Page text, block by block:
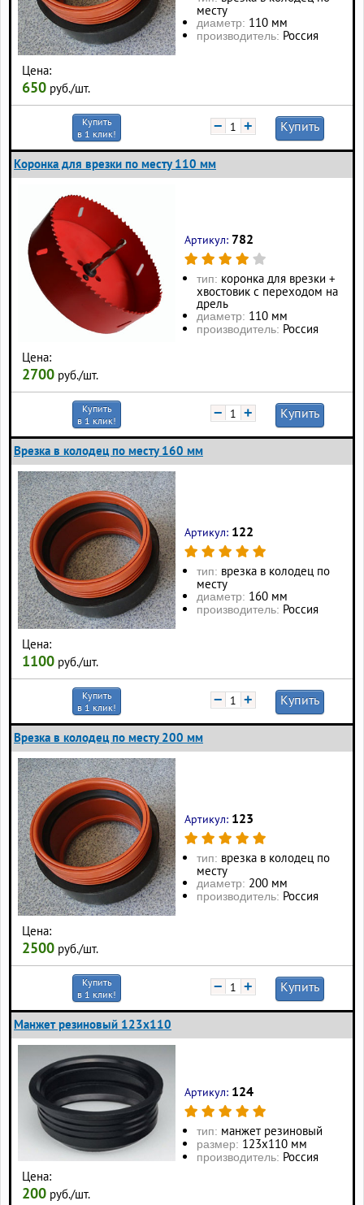
Цена:
650 руб./шт.
месту
диаметр: 110 мм
производитель: Россия
Купить
в 1 клик!
− + Купить
Коронка для врезки по месту 110 мм
Цена:
2700 руб./шт.
Артикул: 782
тип: коронка для врезки +
хвостовик с переходом на
дрель
диаметр: 110 мм
производитель: Россия
Купить
в 1 клик!
− + Купить
Врезка в колодец по месту 160 мм
Цена:
1100 руб./шт.
Артикул: 122
тип: врезка в колодец по
месту
диаметр: 160 мм
производитель: Россия
Купить
в 1 клик!
− + Купить
Врезка в колодец по месту 200 мм
Цена:
2500 руб./шт.
Артикул: 123
тип: врезка в колодец по
месту
диаметр: 200 мм
производитель: Россия
Купить
в 1 клик!
− + Купить
Манжет резиновый 123х110
Цена:
200 руб./шт.
Артикул: 124
тип: манжет резиновый
размер: 123х110 мм
производитель: Россия